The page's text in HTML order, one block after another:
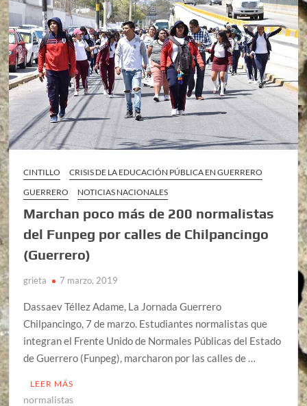
CINTILLO
CRISIS DE LA EDUCACIÓN PÚBLICA EN GUERRERO
GUERRERO
NOTICIAS NACIONALES
Marchan poco más de 200 normalistas
del Funpeg por calles de Chilpancingo
(Guerrero)
grieta 7 marzo, 2019
Dassaev Téllez Adame, La Jornada Guerrero
Chilpancingo, 7 de marzo. Estudiantes normalistas que
integran el Frente Unido de Normales Públicas del Estado
de Guerrero (Funpeg), marcharon por las calles de …
LEER MÁS
normalistas